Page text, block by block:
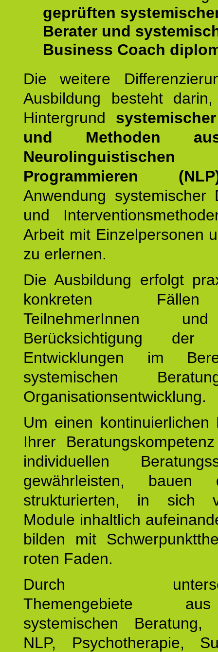
geprüften
Berater und
Business Coach
Die weitere
Ausbildung besteht
Hintergrund
und Methoden
Neurolinguistischen
Programmieren
Anwendung systemischer
und
Arbeit mit Einzelpersonen
zu erlernen.
Die Ausbildung erfolgt
konkreten
TeilnehmerInnen
Berücksichtigung der
Entwicklungen im
systemischen
Organisationsentwicklung.
Um einen kontinuierlichen
Ihrer
individuellen
gewährleisten,
strukturierten, in sich
Module inhaltlich
bilden mit
roten Faden.
Durch
Themengebiete
systemischen Beratung,
NLP, Psychotherapie,